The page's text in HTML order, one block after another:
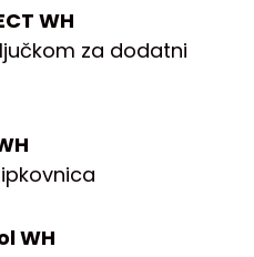
WH
za dodatni
WH